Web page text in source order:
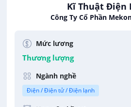
Kĩ Thuật Điện
Công Ty Cổ Phần
Mức lương
Thương lượng
Ngành nghề
Điện / Điện tử / Điện lạnh